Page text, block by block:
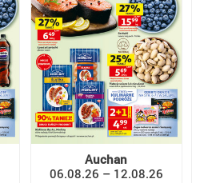
Auchan
06.08.26 – 12.08.26